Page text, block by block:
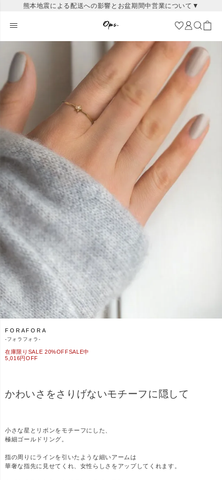
熊本地震による配送への影響とお盆期間中営業について▼
FORAFORA
-フォラフォラ-
在庫限りSALE 20%OFFSALE中
5,016円OFF
かわいさをさりげないモチーフに隠して
小さな星とリボンをモチーフにした、
極細ゴールドリング。
指の周りにラインを引いたような細いアームは
華奢な指先に見せてくれ、女性らしさをアップしてくれます。